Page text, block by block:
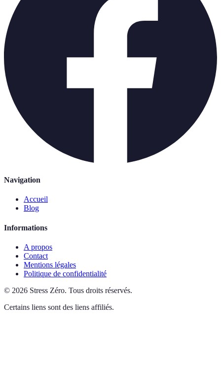
Navigation
Accueil
Blog
Informations
A propos
Contact
Mentions légales
Politique de confidentialité
© 2026 Stress Zéro. Tous droits réservés.
Certains liens sont des liens affiliés.